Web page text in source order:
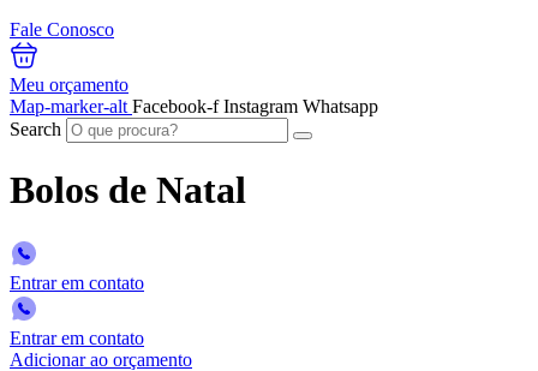
Fale Conosco
Meu orçamento
Map-marker-alt Facebook-f Instagram Whatsapp
Search
Bolos de Natal
Entrar em contato
Entrar em contato
Adicionar ao orçamento